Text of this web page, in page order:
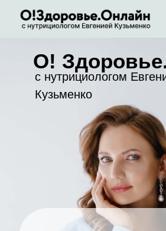
с нутрициологом Евгенией
Кузьменко
АНАЛИЗЫ И
ВИТАМИНЫ
Читаем симптомы как
открытую книгу
САМОДИАГНОСТИКА